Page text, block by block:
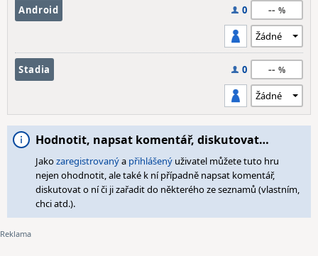
Android 0 --
Stadia 0 --
Hodnotit, napsat komentář, diskutovat…
Jakozaregistrovanýa přihlášený uživatel můžete tuto hru
nejen ohodnotit, ale také k ní případně napsat komentář,
diskutovat o ní či ji zařadit do některého ze seznamů (vlastním,
chci atd.).